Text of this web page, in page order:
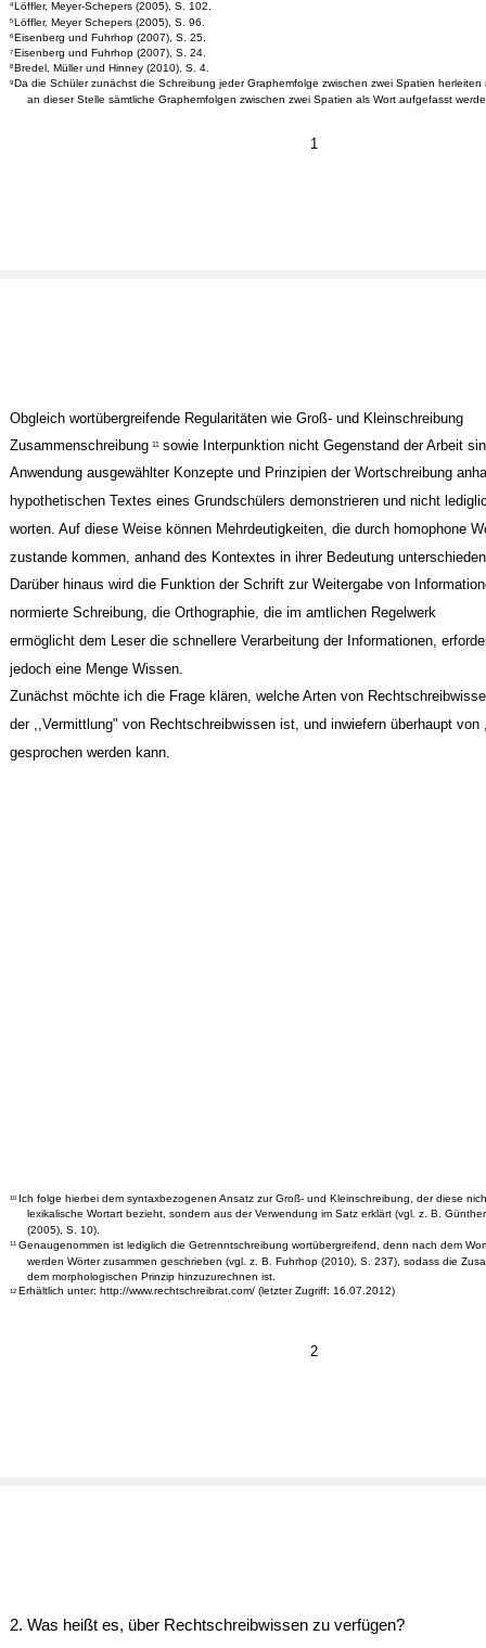
1
4 Löffler, Meyer-Schepers (2005), S. 102.
5 Löffler, Meyer Schepers (2005), S. 96.
6 Eisenberg und Fuhrhop (2007), S. 25.
7 Eisenberg und Fuhrhop (2007), S. 24.
8 Bredel, Müller und Hinney (2010), S. 4.
9 Da die Schüler zunächst die Schreibung jeder Graphemfolge zwischen zwei Spatien herleiten
an dieser Stelle sämtliche Graphemfolgen zwischen zwei Spatien als Wort aufgefasst
2
Obgleich wortübergreifende Regularitäten wie Groß- und Kleinschreibung
Zusammenschreibung 11 sowie Interpunktion nicht Gegenstand der Arbeit
Anwendung ausgewählter Konzepte und Prinzipien der Wortschreibung
hypothetischen Textes eines Grundschülers demonstrieren und nicht
worten. Auf diese Weise können Mehrdeutigkeiten, die durch homophone
zustande kommen, anhand des Kontextes in ihrer Bedeutung
Darüber hinaus wird die Funktion der Schrift zur Weitergabe von
normierte Schreibung, die Orthographie, die im amtlichen Regelwerk
ermöglicht dem Leser die schnellere Verarbeitung der Informationen,
jedoch eine Menge Wissen.
Zunächst möchte ich die Frage klären, welche Arten von
der ,,Vermittlung" von Rechtschreibwissen ist, und inwiefern überhaupt von
gesprochen werden kann.
10 Ich folge hierbei dem syntaxbezogenen Ansatz zur Groß- und Kleinschreibung, der diese
lexikalische Wortart bezieht, sondern aus der Verwendung im Satz erklärt (vgl. z. B.
(2005), S. 10).
11 Genaugenommen ist lediglich die Getrenntschreibung wortübergreifend, denn nach dem
werden Wörter zusammen geschrieben (vgl. z. B. Fuhrhop (2010), S. 237), sodass die
dem morphologischen Prinzip hinzuzurechnen ist.
12 Erhältlich unter: http://www.rechtschreibrat.com/ (letzter Zugriff: 16.07.2012)
2. Was heißt es, über Rechtschreibwissen zu verfügen?